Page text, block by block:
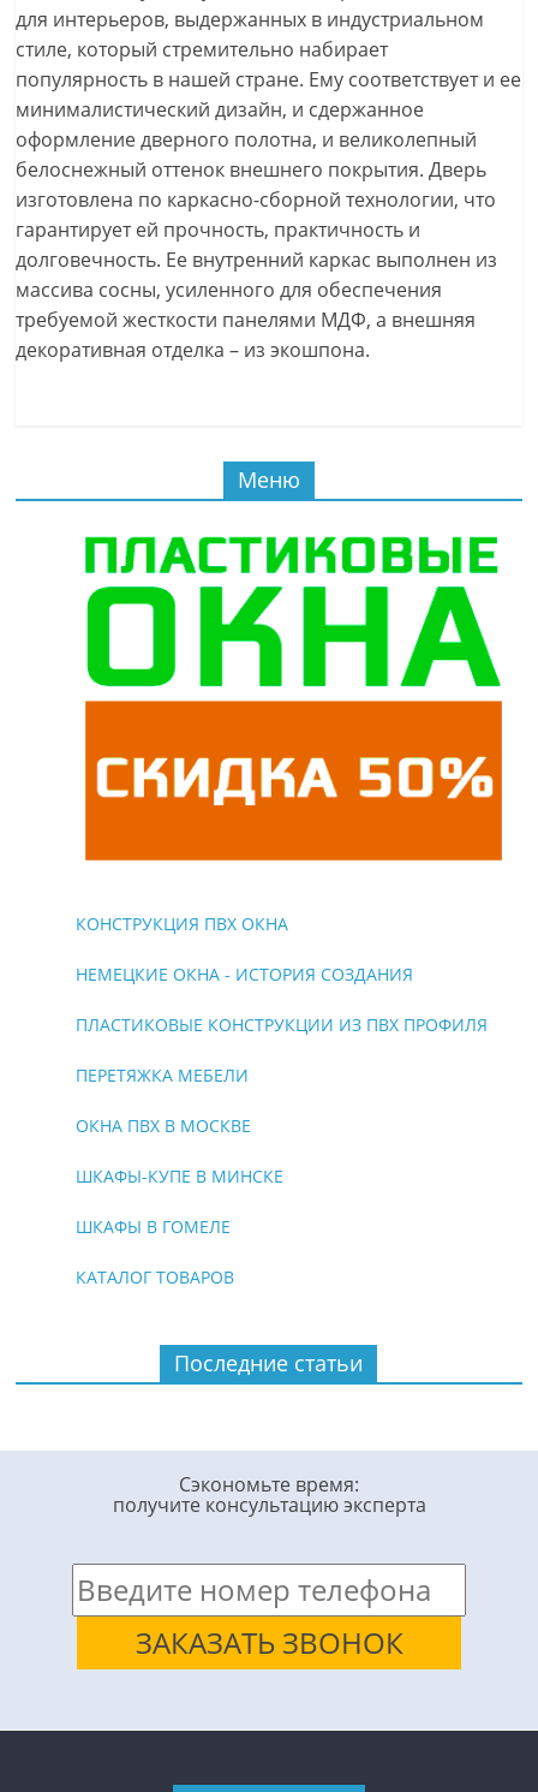
для интерьеров, выдержанных в индустриальном
стиле, который стремительно набирает
популярность в нашей стране. Ему соответствует и ее
минималистический дизайн, и сдержанное
оформление дверного полотна, и великолепный
белоснежный оттенок внешнего покрытия. Дверь
изготовлена по каркасно-сборной технологии, что
гарантирует ей прочность, практичность и
долговечность. Ее внутренний каркас выполнен из
массива сосны, усиленного для обеспечения
требуемой жесткости панелями МДФ, а внешняя
декоративная отделка – из экошпона.
Меню
КОНСТРУКЦИЯ ПВХ ОКНА
НЕМЕЦКИЕ ОКНА - ИСТОРИЯ СОЗДАНИЯ
ПЛАСТИКОВЫЕ КОНСТРУКЦИИ ИЗ ПВХ ПРОФИЛЯ
ПЕРЕТЯЖКА МЕБЕЛИ
ОКНА ПВХ В МОСКВЕ
ШКАФЫ-КУПЕ В МИНСКЕ
ШКАФЫ В ГОМЕЛЕ
КАТАЛОГ ТОВАРОВ
Последние статьи
Сэкономьте время:
получите консультацию эксперта